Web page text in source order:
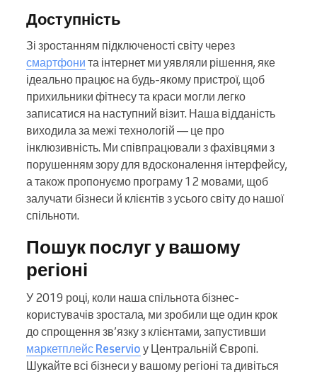
Доступність
Зі зростанням підключеності світу через
смартфони та інтернет ми уявляли рішення, яке
ідеально працює на будь-якому пристрої, щоб
прихильники фітнесу та краси могли легко
записатися на наступний візит. Наша відданість
виходила за межі технологій — це про
інклюзивність. Ми співпрацювали з фахівцями з
порушенням зору для вдосконалення інтерфейсу,
а також пропонуємо програму 12 мовами, щоб
залучати бізнеси й клієнтів з усього світу до нашої
спільноти.
Пошук послуг у вашому
регіоні
У 2019 році, коли наша спільнота бізнес-
користувачів зростала, ми зробили ще один крок
до спрощення зв’язку з клієнтами, запустивши
маркетплейс Reservio у Центральній Європі.
Шукайте всі бізнеси у вашому регіоні та дивіться